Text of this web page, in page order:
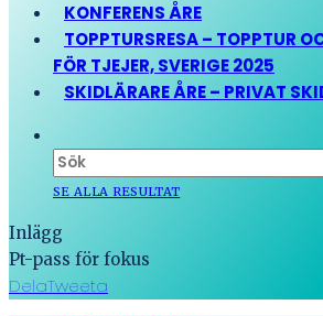
KONFERENS ÅRE
TOPPTURSRESA – TOPPTUR
FÖR TJEJER, SVERIGE 2025
SKIDLÄRARE ÅRE – PRIVAT
SE ALLA RESULTAT
Inlägg
Pt-pass för fokus
DelaTweeta